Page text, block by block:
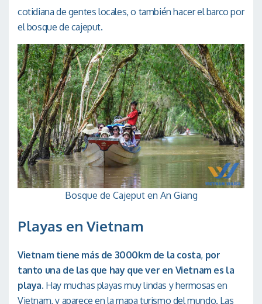
cotidiana de gentes locales, o también hacer el barco por
el bosque de cajeput.
Bosque de Cajeput en An Giang
Playas en Vietnam
Vietnam tiene más de 3000km de la costa, por
tanto una de las que hay que ver en Vietnam es la
playa. Hay muchas playas muy lindas y hermosas en
Vietnam, y aparece en la mapa turismo del mundo. Las